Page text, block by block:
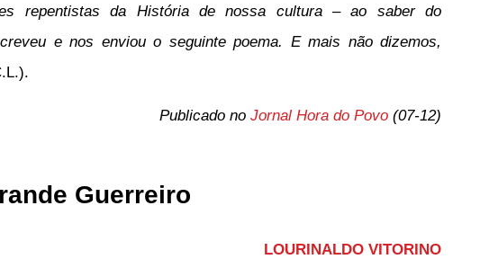
repentistas da História de nossa cultura – ao saber do
e nos enviou o seguinte poema. E mais não dizemos,
Publicado no Jornal Hora do Povo (07-12)
Guerreiro
LOURINALDO VITORINO